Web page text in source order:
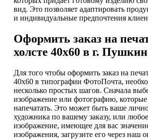
вид. Это позволяет адаптировать
и индивидуальные предпочтения
Оформить заказ на
холсте 40х60 в г.
Для того чтобы оформить заказ на
40х60 в типографии ФотоПочта,
несколько простых шагов. Сначала
изображение или фотографию, которые
напечатать. Это может быть ваше
художника по вашему заказу, или
изображение, имеющее для вас
изображения, загрузите его через наш